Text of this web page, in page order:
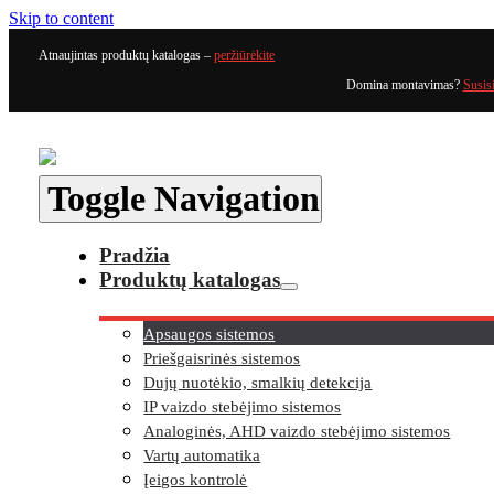
Skip to content
Atnaujintas produktų katalogas –peržiūrėkite
Domina montavimas?
Toggle Navigation
Pradžia
Produktų katalogas
Apsaugos sistemos
Priešgaisrinės sistemos
Dujų nuotėkio, smalkių detekcija
IP vaizdo stebėjimo sistemos
Analoginės, AHD vaizdo stebėjimo sistemos
Vartų automatika
Įeigos kontrolė